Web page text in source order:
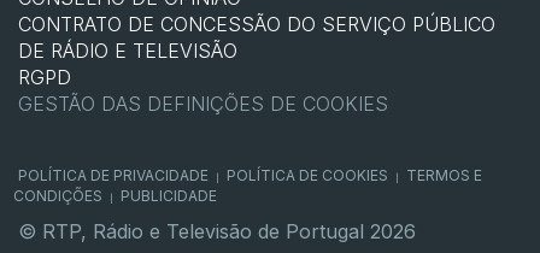
CONTRATO DE CONCESSÃO DO SERVIÇO PÚBLICO
DE RÁDIO E TELEVISÃO
RGPD
GESTÃO DAS DEFINIÇÕES DE COOKIES
POLÍTICA DE PRIVACIDADE POLÍTICA DE COOKIES
TERMOS E
CONDIÇÕES
PUBLICIDADE
© RTP, Rádio e Televisão de Portugal 2026